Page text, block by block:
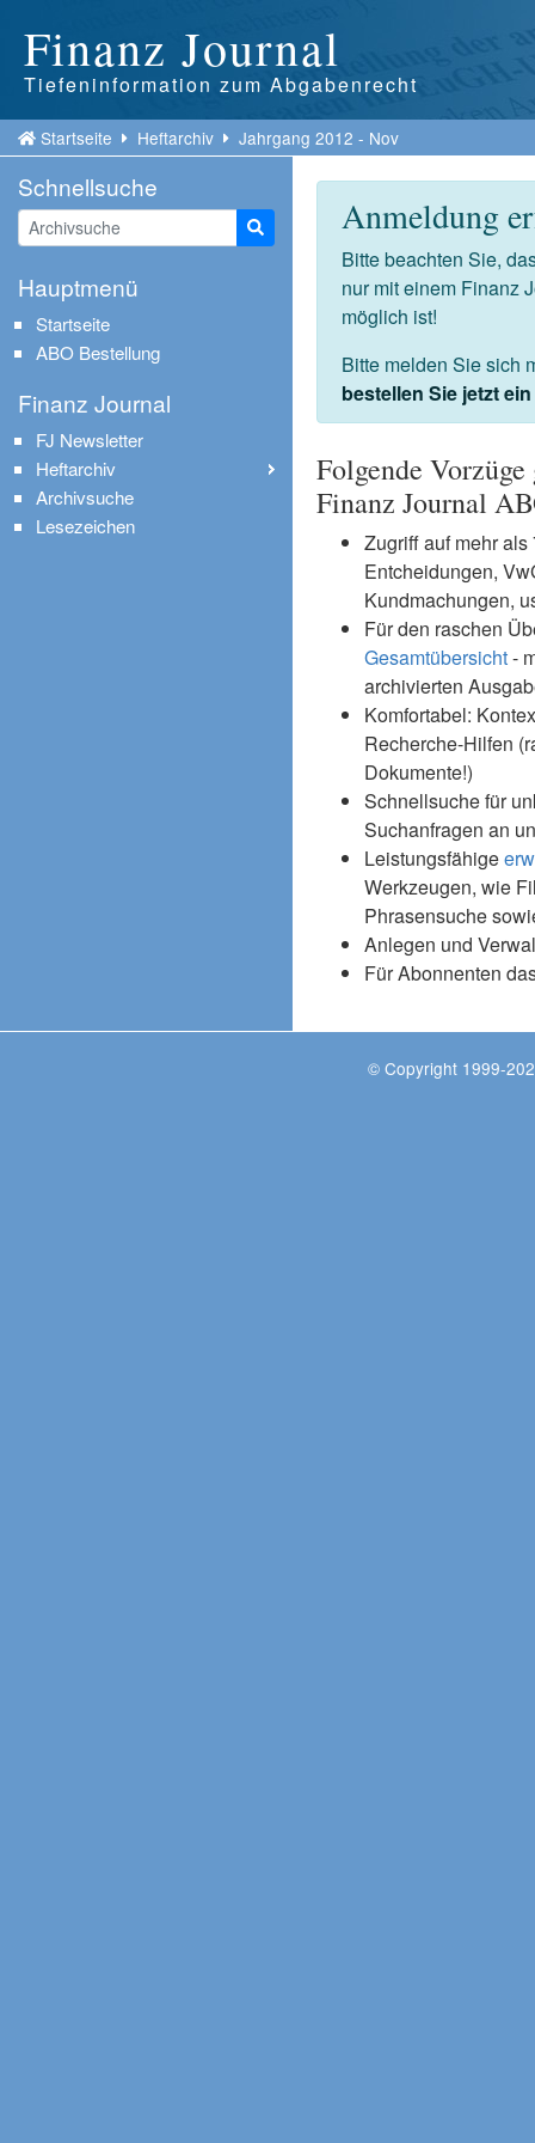
Finanz Journal
Tiefeninformation zum Abgabenrecht
Startseite Heftarchiv Jahrgang 2012 - Nov
Anmeldung
Bitte beachten Sie,
nur mit einem Finanz
möglich ist!
Bitte melden Sie sich
bestellen Sie jetzt
Folgende
Finanz Journal
Zugriff auf mehr
Entcheidungen,
Kundmachungen,
Für den raschen
Gesamtübersicht-
archivierten
Komfortabel:
Recherche-Hilfen
Dokumente!)
Schnellsuche für
Suchanfragen an
Leistungsfähige
Werkzeugen, wie
Phrasensuche
Anlegen und
Für Abonnenten
Schnellsuche
Suche starten
Hauptmenü
Startseite
ABO Bestellung
Finanz Journal
FJ Newsletter
Heftarchiv
Archivsuche
Lesezeichen
© Copyright 1999-